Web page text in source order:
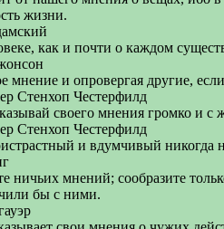
жизни.
как и почти о каждом
мнение и опровергая другие,
Стенхоп Честерфилд
своего мнения громко и
Стенхоп Честерфилд
и вдумчивый никогда
ничьих мнений; сообразите
бы с ними.